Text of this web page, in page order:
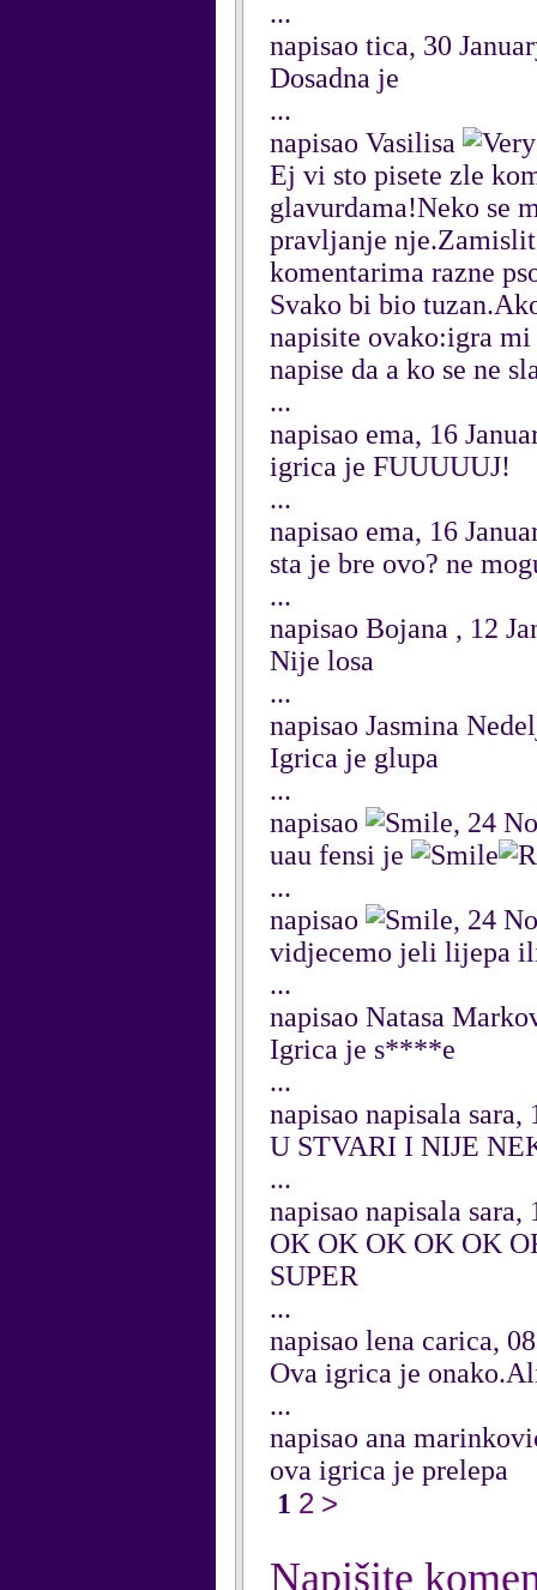
...
napisao tica, 30
Dosadna je
...
napisao Vasilisa
Ej vi sto pisete zle
glavurdama!Neko se
pravljanje
komentarima razne
Svako bi bio
napisite ovako:igra
napise da a ko se ne
...
napisao ema, 16
igrica je FUUUUUJ!
...
napisao ema, 16
sta je bre ovo? ne
...
napisao Bojana , 12
Nije losa
...
napisao Jasmina
Igrica je glupa
...
napisao
, 24
uau fensi je
...
napisao
, 24
vidjecemo jeli lijepa
...
napisao Natasa
Igrica je s****e
...
napisao napisala
U STVARI I NIJE
...
napisao napisala
OK OK OK OK OK
SUPER
...
napisao lena carica,
Ova igrica je
...
napisao ana
ova igrica je prelepa
1 2 >
Napišite